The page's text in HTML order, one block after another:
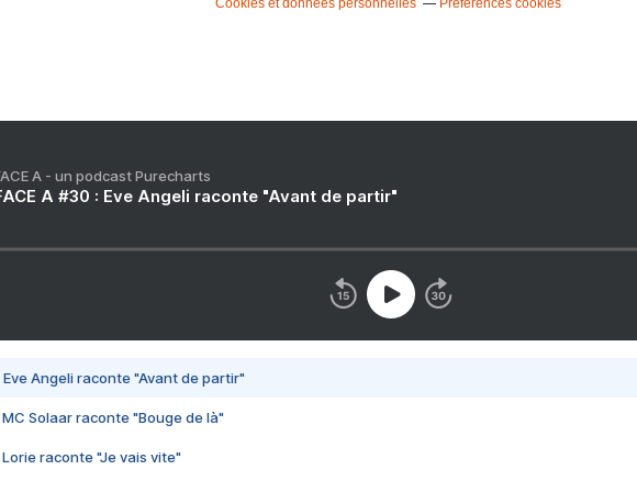
Cookies et données personnelles
Préférences cookies
A - un podcast Purecharts
A #30 : Eve Angeli raconte "Avant de partir"
Eve Angeli raconte "Avant de partir"
MC Solaar raconte "Bouge de là"
Lorie raconte "Je vais vite"